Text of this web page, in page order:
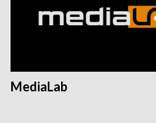
MediaLab